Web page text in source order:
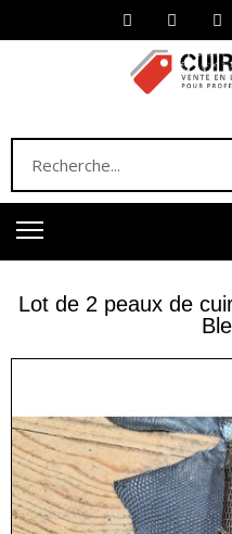
Lot de 2 peaux de